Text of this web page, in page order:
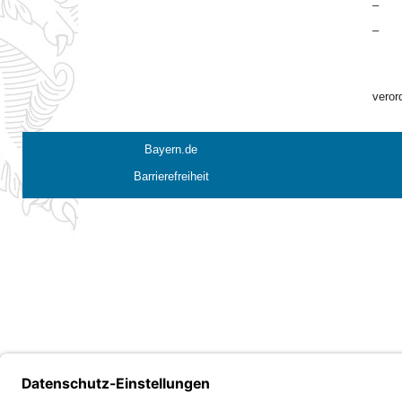
–
–
Bayern.de
Barrierefreiheit